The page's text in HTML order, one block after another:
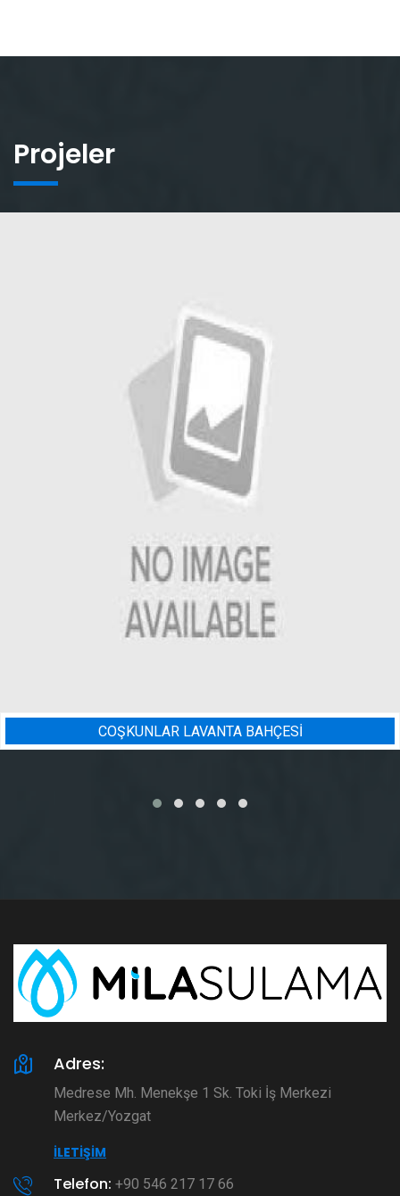
Projeler
COŞKUNLAR LAVANTA BAHÇESİ
Adres:
Medrese Mh. Menekşe 1 Sk. Toki İş Merkezi
Merkez/Yozgat
İLETIŞIM
Telefon: +90 546 217 17 66